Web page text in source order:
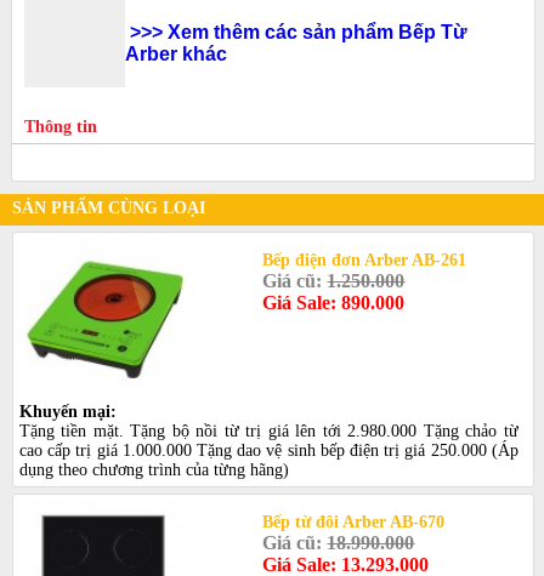
>>> Xem thêm các sản phẩm Bếp Từ
Arber khác
Thông tin
SẢN PHẨM CÙNG LOẠI
Bếp điện đơn Arber AB-261
Giá cũ:1.250.000
Giá Sale: 890.000
Khuyến mại:
Tặng tiền mặt. Tặng bộ nồi từ trị giá lên tới 2.980.000 Tặng chảo từ
cao cấp trị giá 1.000.000 Tặng dao vệ sinh bếp điện trị giá 250.000 (Áp
dụng theo chương trình của từng hãng)
Bếp từ đôi Arber AB-670
Giá cũ:18.990.000
Giá Sale: 13.293.000